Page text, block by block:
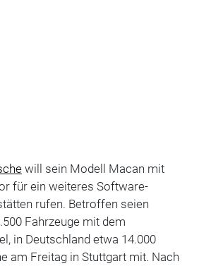
will sein Modell Macan mit
für ein weiteres Software-
rufen. Betroffen seien
Fahrzeuge mit dem
in Deutschland etwa 14.000
am Freitag in Stuttgart mit. Nach